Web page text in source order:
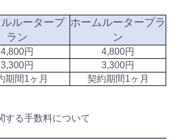
ルータープ
ラン
ホームルータープラ
ン
4,800円
4,800円
3,300円
3,300円
期間1ヶ月 契約期間1ヶ月
する手数料について